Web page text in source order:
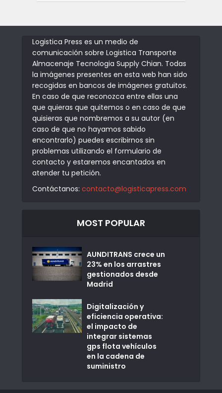
Logistica Press es un medio de
comunicación sobre Logistica Transporte
Almacenaje Tecnologia Supply Chian. Todas
la imágenes presentes en esta web han sido
recogidas en bancos de imágenes gratuitos.
En caso de que reconozca entre ellas una
que quieras que quitemos o en caso de que
quisieras que nombremos a su autor (en
caso de que no hayamos sabido
encontrarlo) puedes escribirnos sin
problemas utilizando el formulario de
contacto y estaremos encantados en
atender tu petición.
Contáctanos: contacto@logisticapress.com
MOST POPULAR
AUNDITRANS crece un
23% en los arrastres
gestionados desde
Madrid
Digitalización y
eficiencia operativa:
el impacto de
integrar sistemas
gps flota vehículos
en la cadena de
suministro